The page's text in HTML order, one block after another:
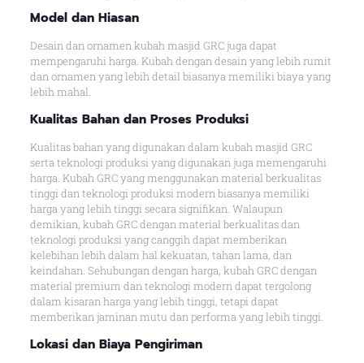
Model dan Hiasan
Desain dan ornamen kubah masjid GRC juga dapat
mempengaruhi harga. Kubah dengan desain yang lebih rumit
dan ornamen yang lebih detail biasanya memiliki biaya yang
lebih mahal.
Kualitas Bahan dan Proses Produksi
Kualitas bahan yang digunakan dalam kubah masjid GRC
serta teknologi produksi yang digunakan juga memengaruhi
harga. Kubah GRC yang menggunakan material berkualitas
tinggi dan teknologi produksi modern biasanya memiliki
harga yang lebih tinggi secara signifikan. Walaupun
demikian, kubah GRC dengan material berkualitas dan
teknologi produksi yang canggih dapat memberikan
kelebihan lebih dalam hal kekuatan, tahan lama, dan
keindahan. Sehubungan dengan harga, kubah GRC dengan
material premium dan teknologi modern dapat tergolong
dalam kisaran harga yang lebih tinggi, tetapi dapat
memberikan jaminan mutu dan performa yang lebih tinggi.
Lokasi dan Biaya Pengiriman